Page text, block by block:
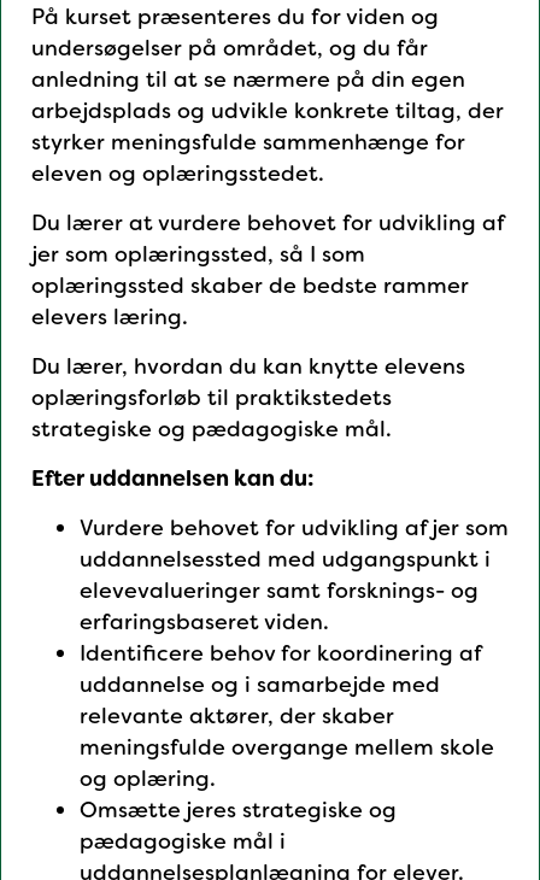
På kurset præsenteres du for viden og
undersøgelser på området, og du får
anledning til at se nærmere på din egen
arbejdsplads og udvikle konkrete tiltag, der
styrker meningsfulde sammenhænge for
eleven og oplæringsstedet.
Du lærer at vurdere behovet for udvikling af
jer som oplæringssted, så I som
oplæringssted skaber de bedste rammer
elevers læring.
Du lærer, hvordan du kan knytte elevens
oplæringsforløb til praktikstedets
strategiske og pædagogiske mål.
Efter uddannelsen kan du:
Vurdere behovet for udvikling af jer som
uddannelsessted med udgangspunkt i
elevevalueringer samt forsknings- og
erfaringsbaseret viden.
Identificere behov for koordinering af
uddannelse og i samarbejde med
relevante aktører, der skaber
meningsfulde overgange mellem skole
og oplæring.
Omsætte jeres strategiske og
pædagogiske mål i
uddannelsesplanlægning for elever.